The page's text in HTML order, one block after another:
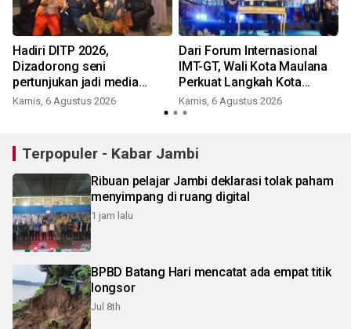
Hadiri DITP 2026,
Dizadorong seni
pertunjukan jadi media
edukasi Kota Ramah
Kamis, 6 Agustus 2026
Dari Forum Internasional
IMT-GT, Wali Kota Maulana
Perkuat Langkah Kota
Jambi Menuju Green City
Kamis, 6 Agustus 2026
Terpopuler - Kabar Jambi
Ribuan pelajar Jambi deklarasi tolak paham
menyimpang di ruang digital
1 jam lalu
BPBD Batang Hari mencatat ada empat titik
longsor
Jul 8th